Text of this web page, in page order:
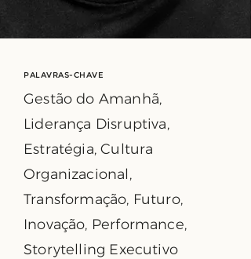
PALAVRAS-CHAVE
Gestão do Amanhã,
Liderança Disruptiva,
Estratégia, Cultura
Organizacional,
Transformação, Futuro,
Inovação, Performance,
Storytelling Executivo